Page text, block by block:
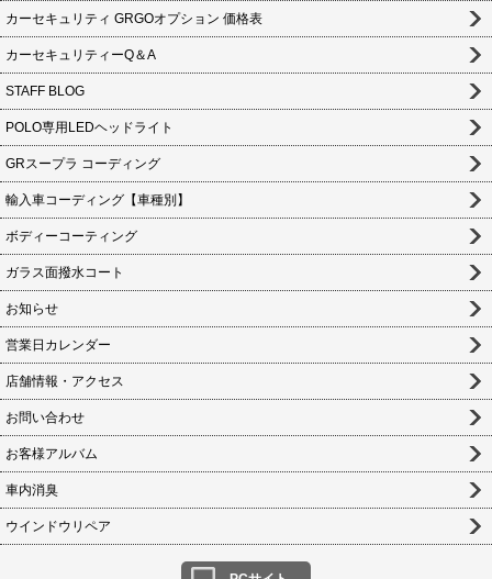
カーセキュリティ GRGOオプション 価格表
カーセキュリティーQ＆A
STAFF BLOG
POLO専用LEDヘッドライト
GRスープラ コーディング
輸入車コーディング【車種別】
ボディーコーティング
ガラス面撥水コート
お知らせ
営業日カレンダー
店舗情報・アクセス
お問い合わせ
お客様アルバム
車内消臭
ウインドウリペア